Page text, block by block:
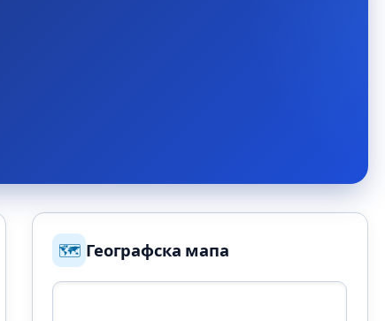
🗺️ Географска мапа